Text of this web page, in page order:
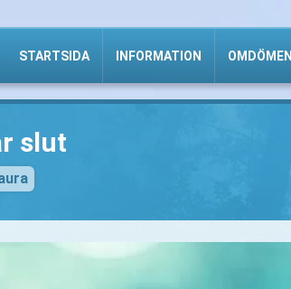
STARTSIDA INFORMATION OMDÖMEN
slut